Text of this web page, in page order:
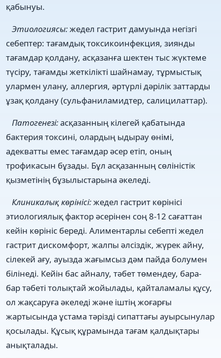
қабынуы.
Этиологиясы:жедел гастрит дамуында негізгі
себептер: тағамдық токсикоинфекция, зиянды
тағамдар қолдану, асқазанға шектен тыс жүктеме
түсіру, тағамды жеткілікті шайнамау, тұрмыстық
улармен улану, аллергия, әртүрлі дәрілік заттарды
ұзақ қолдану (сульфаниламидтер, салицилаттар).
Патогенезі:асқазанның кілегей қабатында
бактерия токсині, олардың ыдырау өнімі,
адекватты емес тағамдар әсер етіп, оның
трофикасын бұзады. Бұл асқазанның сөліністік
қызметінің бұзылыстарына әкеледі.
Клиникалық көрінісі:жедел гастрит көрінісі
этиологиялық фактор әсерінен соң 8-12 сағаттан
кейін көрініс береді. Алиментарлы себепті жедел
гастрит дискомфорт, жалпы әлсіздік, жүрек айну,
сілекей ағу, ауызда жағымсыз дәм пайда болумен
білінеді. Кейін бас айналу, тәбет төмендеу, бара-
бар тәбеті толықтай жойылады, қайталамалы құсу,
ол жақсаруға әкеледі және іштің жоғарғы
жартысында ұстама тәрізді сипаттағы ауырсынулар
қосылады. Құсық құрамында тағам қалдықтары
анықталады.